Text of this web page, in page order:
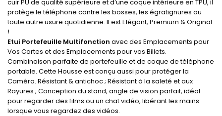
cuir PU de qualité supérieure et d’une coque intérieure en TPU, il
protège le téléphone contre les bosses, les égratignures ou
toute autre usure quotidienne. Il est Elégant, Premium & Original
!
Etui Portefeuille Multifonction avecdes Emplacements pour
Vos Cartes et des Emplacements pour vos Billets.
Combinaison parfaite de portefeuille et de coque de téléphone
portable. Cette Housse est conçu aussi pour protéger la
Caméra. Résistant & antichoc ; Résistant à la saleté et aux
Rayures ; Conception du stand, angle de vision parfait, idéal
pour regarder des films ou un chat vidéo, libérant les mains
lorsque vous regardez des vidéos.